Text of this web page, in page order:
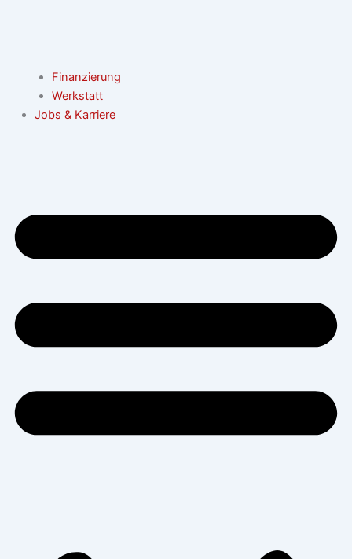
Finanzierung
Werkstatt
Jobs & Karriere